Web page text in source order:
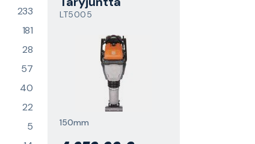
233
181
28
57
40
22
5
LT5005
150mm